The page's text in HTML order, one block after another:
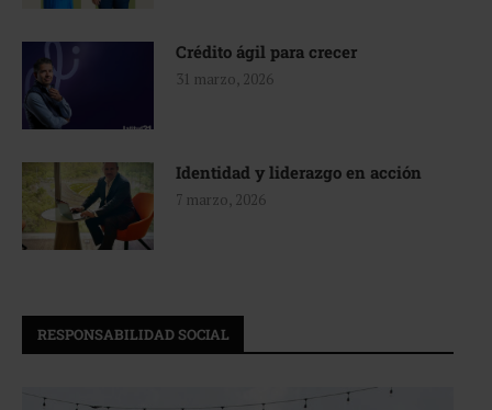
Crédito ágil para crecer
31 marzo, 2026
Identidad y liderazgo en acción
7 marzo, 2026
RESPONSABILIDAD SOCIAL